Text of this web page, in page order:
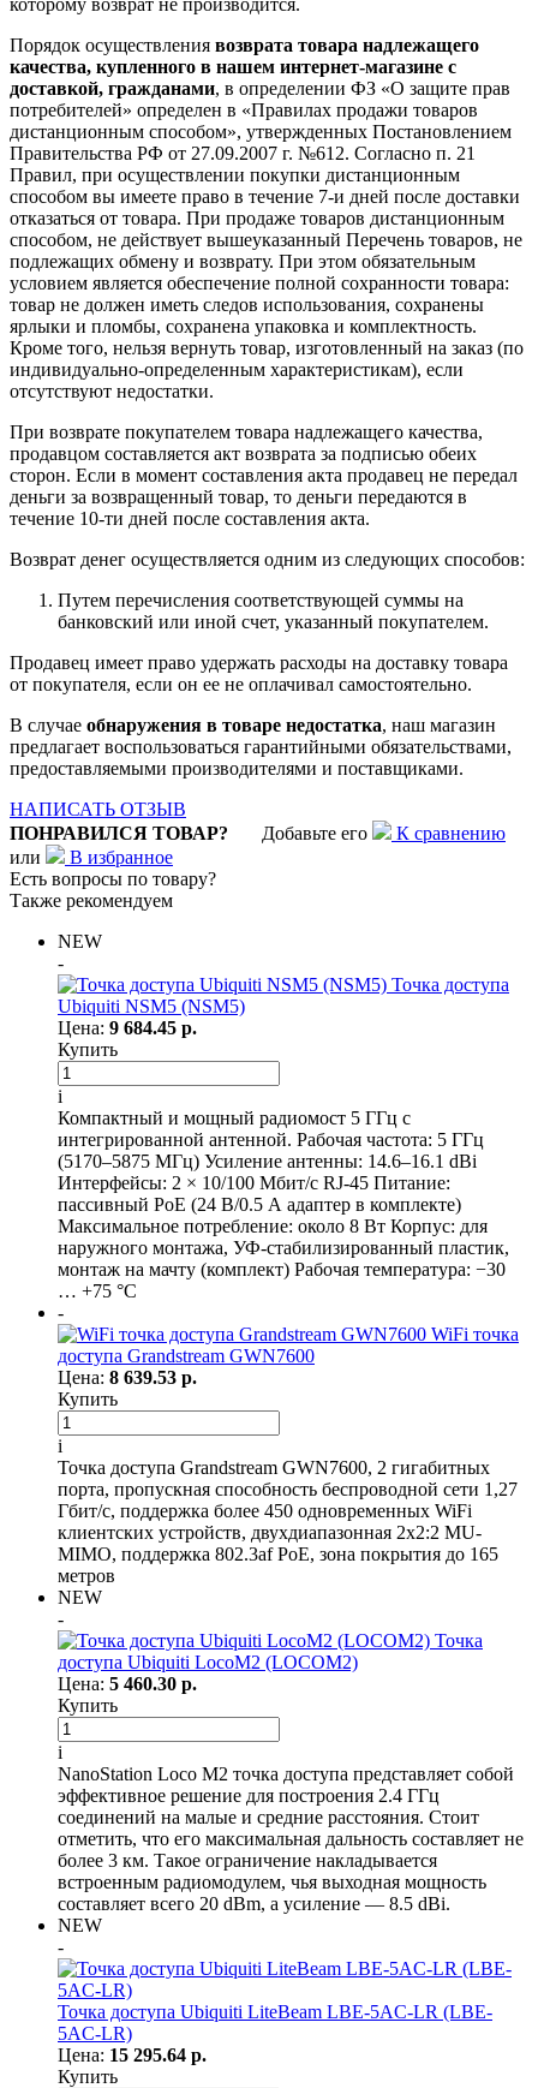
Порядок осуществления возврата товара надлежащего
качества, купленного в нашем интернет-магазине с
доставкой, гражданами, в определении ФЗ «О защите прав
потребителей» определен в «Правилах продажи товаров
дистанционным способом», утвержденных Постановлением
Правительства РФ от 27.09.2007 г. №612. Согласно п. 21
Правил, при осуществлении покупки дистанционным
способом вы имеете право в течение 7-и дней после доставки
отказаться от товара. При продаже товаров дистанционным
способом, не действует вышеуказанный Перечень товаров, не
подлежащих обмену и возврату. При этом обязательным
условием является обеспечение полной сохранности товара:
товар не должен иметь следов использования, сохранены
ярлыки и пломбы, сохранена упаковка и комплектность.
Кроме того, нельзя вернуть товар, изготовленный на заказ (по
индивидуально-определенным характеристикам), если
отсутствуют недостатки.
При возврате покупателем товара надлежащего качества,
продавцом составляется акт возврата за подписью обеих
сторон. Если в момент составления акта продавец не передал
деньги за возвращенный товар, то деньги передаются в
течение 10-ти дней после составления акта.
Возврат денег осуществляется одним из следующих способов:
Путем перечисления соответствующей суммы на
банковский или иной счет, указанный покупателем.
Продавец имеет право удержать расходы на доставку товара
от покупателя, если он ее не оплачивал самостоятельно.
В случае обнаружения в товаре недостатка, наш магазин
предлагает воспользоваться гарантийными обязательствами,
предоставляемыми производителями и поставщиками.
НАПИСАТЬ ОТЗЫВ
ПОНРАВИЛСЯ ТОВАР? Добавьте его
К сравнению
или
В избранное
Есть вопросы по товару?
Также рекомендуем
NEW
-
Точка доступа
Ubiquiti NSM5 (NSM5)
Цена: 9 684.45 р.
Купить
i
Компактный и мощный радиомост 5 ГГц с
интегрированной антенной. Рабочая частота: 5 ГГц
(5170–5875 МГц) Усиление антенны: 14.6–16.1 dBi
Интерфейсы: 2 × 10/100 Мбит/с RJ-45 Питание:
пассивный PoE (24 В/0.5 А адаптер в комплекте)
Максимальное потребление: около 8 Вт Корпус: для
наружного монтажа, УФ-стабилизированный пластик,
монтаж на мачту (комплект) Рабочая температура: −30
… +75 °C
-
WiFi точка
доступа Grandstream GWN7600
Цена: 8 639.53 р.
Купить
i
Точка доступа Grandstream GWN7600, 2 гигабитных
порта, пропускная способность беспроводной сети 1,27
Гбит/с, поддержка более 450 одновременных WiFi
клиентских устройств, двухдиапазонная 2x2:2 MU-
MIMO, поддержка 802.3af PoE, зона покрытия до 165
метров
NEW
-
Точка
доступа Ubiquiti LocoM2 (LOCOM2)
Цена: 5 460.30 р.
Купить
i
NanoStation Loco M2 точка доступа представляет собой
эффективное решение для построения 2.4 ГГц
соединений на малые и средние расстояния. Стоит
отметить, что его максимальная дальность составляет не
более 3 км. Такое ограничение накладывается
встроенным радиомодулем, чья выходная мощность
составляет всего 20 dBm, а усиление — 8.5 dBi.
NEW
-
Точка доступа Ubiquiti LiteBeam LBE-5AC-LR (LBE-
5AC-LR)
Цена: 15 295.64 р.
Купить